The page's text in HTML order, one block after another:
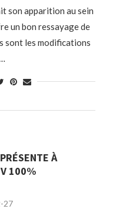
son apparition au sein
un bon ressayage de
sont les modifications
À
100%
27